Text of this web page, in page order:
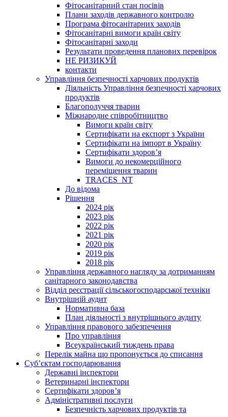
Фітосанітарний стан посівів
Плани заходів державного контролю
Програма фітосанітарних заходів
Фітосанітарні вимоги країн світу
Фітосанітарні заходи
Результати проведення планових перевірок
НЕ РИЗИКУЙ
контакти
Управління безпечності харчових продуктів
Діяльність Управління безпечності харчових
продуктів
Благополуччя тварин
Міжнародне співробітництво
Вимоги країн світу
Сертифікати на експорт з України
Сертифікати на імпорт в Україну
Сертифікати здоров’я
Вимоги до некомерційного
переміщення тварин
TRACES_NT
До відома
Рішення
2024 рік
2023 рік
2022 рік
2021 рік
2020 рік
2019 рік
2018 рік
Управління державного нагляду за дотриманням
санітарного законодавства
Відділ реєстрації сільськогосподарської техніки
Внутрішній аудит
Нормативна база
План діяльності з внутрішнього аудиту
Управління правового забезпечення
Про управління
Всеукраїнський тиждень права
Перелік майна що пропонується до списання
Суб’єктам господарювання
Державні інспектори
Ветеринарні інспектори
Сертифікати здоров’я
Адміністративні послуги
Безпечність харчових продуктів та